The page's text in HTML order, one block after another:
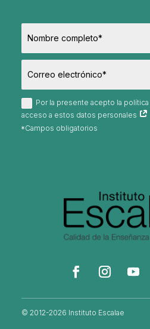
Por la presente acepto la
acceso a estos datos personales
© 2012-2026 Instituto Escalae